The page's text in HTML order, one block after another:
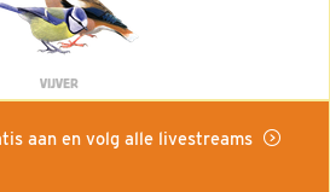
VIJVER
aan en volg alle livestreams